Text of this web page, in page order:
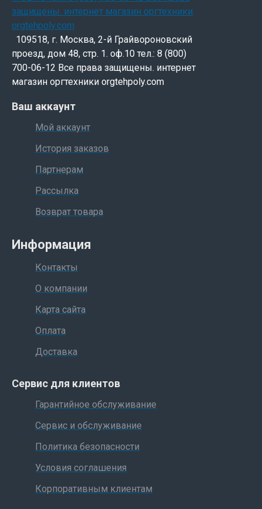
109518, г. Москва, 2-й Грайвороновский
проезд, дом 48, стр. 1. оф.10 тел.: 8 (800)
700-06-12 Все права защищены. интернет
магазин оргтехники orgtehpoly.com
Ваш аккаунт
Мой аккаунт
История заказов
Партнерам
Рассылка
Возврат товара
Информация
Контакты
О компании
Карта сайта
Оплата
Доставка
Сервис для клиентов
Гарантийное обслуживание
Сервис и обслуживание
Политика безопасности
Условия соглашения
Корпоративным клиентам